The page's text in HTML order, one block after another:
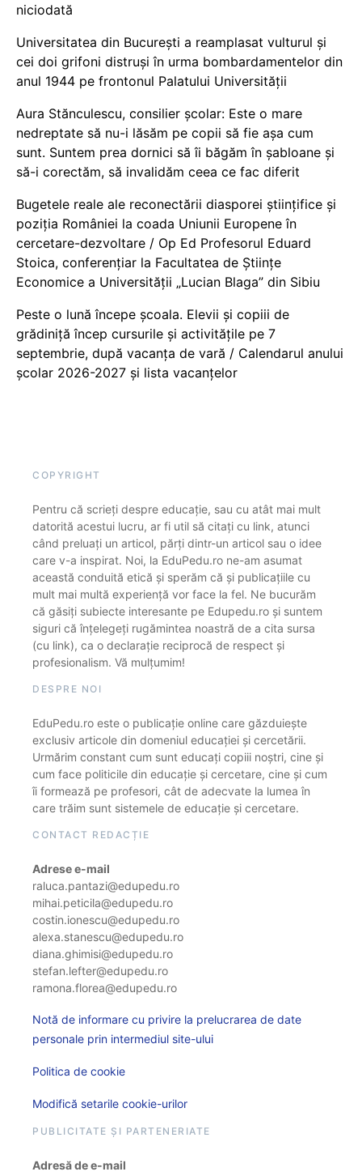
niciodată
Universitatea din București a reamplasat vulturul și
cei doi grifoni distruși în urma bombardamentelor din
anul 1944 pe frontonul Palatului Universității
Aura Stănculescu, consilier școlar: Este o mare
nedreptate să nu-i lăsăm pe copii să fie așa cum
sunt. Suntem prea dornici să îi băgăm în șabloane și
să-i corectăm, să invalidăm ceea ce fac diferit
Bugetele reale ale reconectării diasporei științifice și
poziția României la coada Uniunii Europene în
cercetare-dezvoltare / Op Ed Profesorul Eduard
Stoica, conferențiar la Facultatea de Științe
Economice a Universității „Lucian Blaga” din Sibiu
Peste o lună începe școala. Elevii și copiii de
grădiniță încep cursurile și activitățile pe 7
septembrie, după vacanța de vară / Calendarul anului
școlar 2026-2027 și lista vacanțelor
COPYRIGHT
Pentru că scrieți despre educație, sau cu atât mai mult
datorită acestui lucru, ar fi util să citați cu link, atunci
când preluați un articol, părți dintr-un articol sau o idee
care v-a inspirat. Noi, la EduPedu.ro ne-am asumat
această conduită etică și sperăm că și publicațiile cu
mult mai multă experiență vor face la fel. Ne bucurăm
că găsiți subiecte interesante pe Edupedu.ro și suntem
siguri că înțelegeți rugămintea noastră de a cita sursa
(cu link), ca o declarație reciprocă de respect și
profesionalism. Vă mulțumim!
DESPRE NOI
EduPedu.ro este o publicație online care găzduiește
exclusiv articole din domeniul educației și cercetării.
Urmărim constant cum sunt educați copiii noștri, cine și
cum face politicile din educație și cercetare, cine și cum
îi formează pe profesori, cât de adecvate la lumea în
care trăim sunt sistemele de educație și cercetare.
CONTACT REDACȚIE
Adrese e-mail
raluca.pantazi@edupedu.ro
mihai.peticila@edupedu.ro
costin.ionescu@edupedu.ro
alexa.stanescu@edupedu.ro
diana.ghimisi@edupedu.ro
stefan.lefter@edupedu.ro
ramona.florea@edupedu.ro
Notă de informare cu privire la prelucrarea de date
personale prin intermediul site-ului
Politica de cookie
Modifică setarile cookie-urilor
PUBLICITATE ȘI PARTENERIATE
Adresă de e-mail